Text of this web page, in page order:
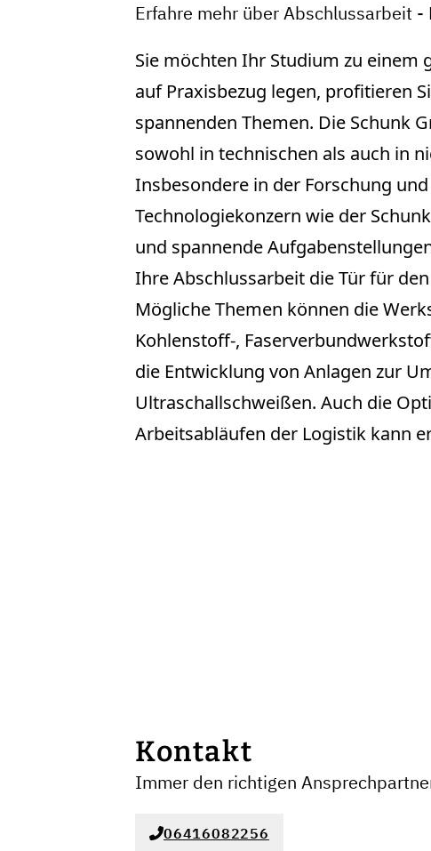
Erfahre mehr über Abschlussarbeit
Sie möchten Ihr Studium zu einem
auf Praxisbezug legen, profitieren
spannenden Themen. Die Schunk
sowohl in technischen als auch in
Insbesondere in der Forschung
Technologiekonzern wie der
und spannende
Ihre Abschlussarbeit die Tür für
Mögliche Themen können die
Kohlenstoff-,
die Entwicklung von Anlagen zur
Ultraschallschweißen. Auch die
Arbeitsabläufen der Logistik kann
Kontakt
Immer den richtigen
06416082256